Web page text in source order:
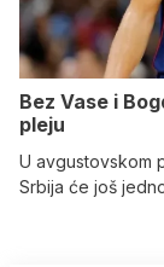
Bez Vase i
pleju
U avgustovskom
Srbija će još